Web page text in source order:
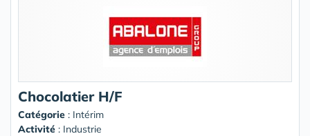
Chocolatier H/F
Catégorie : Intérim
Activité : Industrie